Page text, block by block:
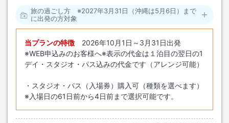
旅の過ごし方 ※2027年3月31日（沖縄は5月6日）まで
に出発の方対象
当プランの特徴 2026年10月1日～3月31日出発
※WEB申込みのお客様へ※表示の代金は１泊目の翌日の1
デイ・スタジオ・パス込みの代金です（アレンジ可能）
・スタジオ・パス（入場券）購入可（種類を選べます）
※入場日の61日前から4日前まで選択可能です。